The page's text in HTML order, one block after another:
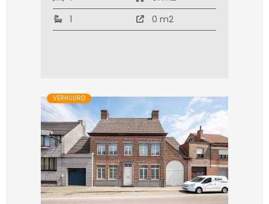
1
0 m2
VERHUURD